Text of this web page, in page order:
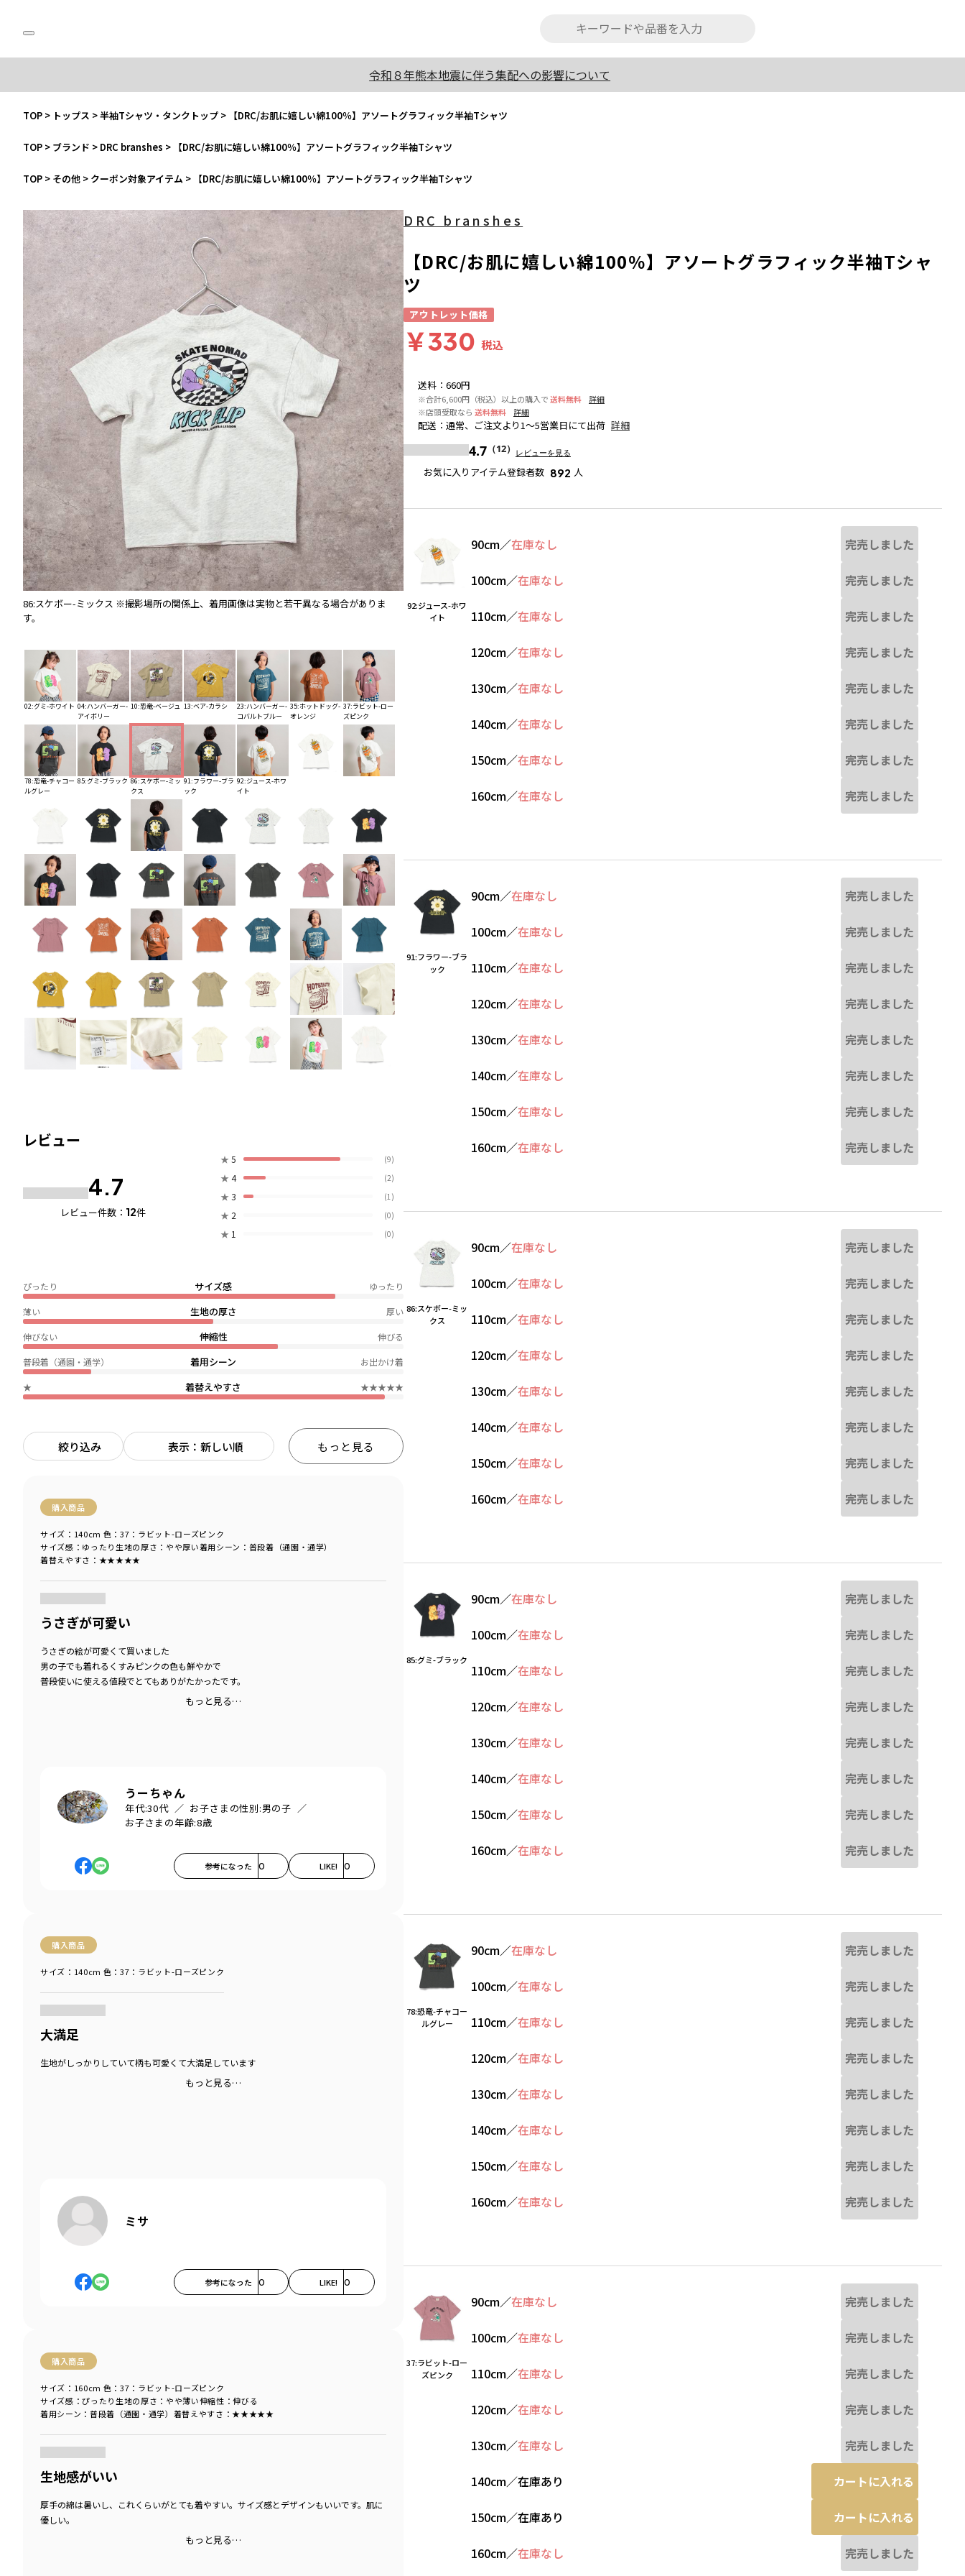
令和８年熊本地震に伴う集配への影響について
TOP > トップス >半袖Tシャツ・タンクトップ > 【DRC/お肌に嬉しい綿100％】アソートグラフィック半袖Tシャツ
TOP > ブランド > DRC branshes > 【DRC/お肌に嬉しい綿100％】アソートグラフィック半袖Tシャツ
TOP > その他 > クーポン対象アイテム > 【DRC/お肌に嬉しい綿100％】アソートグラフィック半袖Tシャツ
86:スケボー-ミックス ※撮影場所の関係上、着用画像は実物と若干異なる場合がありま
す。
91:フラワー-ブラック 92:ジュース-ホワイト ※撮影場所の関係上
02:グミ-ホワイト 04:ハンバーガー-
アイボリー
10:恐竜-ベージュ 13:ベア-カラシ
23:ハンバーガー-
コバルトブルー
35:ホットドッグ-
オレンジ
37:ラビット-ロー
ズピンク
78:恐竜-チャコー
ルグレー
85:グミ-ブラック 86:スケボー-ミッ
クス
91:フラワー-ブラ
ック
92:ジュース-ホワ
イト
レビュー
4.7
レビュー件数： 12件
★ 5 (9)
★ 4 (2)
★ 3 (1)
★ 2 (0)
★ 1 (0)
サイズ感
ぴったり ゆったり
生地の厚さ
薄い 厚い
伸縮性
伸びない 伸びる
着用シーン
普段着（通園・通学） お出かけ着
着替えやすさ
★ ★★★★★
絞り込み 表示：新しい順 もっと見る
購入商品
サイズ感 ：ゆったり 生地の厚さ ：やや厚い着用シーン ：普段着（通園・通学）
着替えやすさ ：★★★★★
サイズ：140cm 色：37：ラビット-ローズピンク
うさぎが可愛い
うさぎの絵が可愛くて買いました
男の子でも着れるくすみピンクの色も鮮やかで
普段使いに使える値段でとてもありがたかったです。
もっと見る…
うーちゃん
年代:30代 お子さまの性別:男の子
お子さまの年齢:8歳
参考になった 0 LIKE! 0
購入商品
サイズ：140cm 色：37：ラビット-ローズピンク
大満足
生地がしっかりしていて柄も可愛くて大満足しています
もっと見る…
ミサ
参考になった 0 LIKE! 0
購入商品
サイズ感 ：ぴったり 生地の厚さ ：やや薄い伸縮性 ：伸びる
着用シーン ：普段着（通園・通学） 着替えやすさ ：★★★★★
サイズ：160cm 色：37：ラビット-ローズピンク
生地感がいい
厚手の綿は暑いし、これくらいがとても着やすい。サイズ感とデザインもいいです。肌に
優しい。
もっと見る…
送料 ： 660円
※合計6,600円（税込）以上の購入で送料無料
詳細
※店頭受取なら 送料無料 詳細
配送 ： 通常、ご注文より1～5営業日にて出荷 詳細
4.7 （12） レビューを見る
お気に入りアイテム登録者数 892 人
DRC branshes
【DRC/お肌に嬉しい綿100％】アソートグラフィック半袖Tシャ
ツ
アウトレット価格
￥330 税込
92:ジュース-ホワ
イト
90cm／在庫なし 完売しました
100cm／在庫なし 完売しました
110cm／在庫なし 完売しました
120cm／在庫なし 完売しました
130cm／在庫なし 完売しました
140cm／在庫なし 完売しました
150cm／在庫なし 完売しました
160cm／在庫なし 完売しました
91:フラワー-ブラ
ック
90cm／在庫なし 完売しました
100cm／在庫なし 完売しました
110cm／在庫なし 完売しました
120cm／在庫なし 完売しました
130cm／在庫なし 完売しました
140cm／在庫なし 完売しました
150cm／在庫なし 完売しました
160cm／在庫なし 完売しました
86:スケボー-ミッ
クス
90cm／在庫なし 完売しました
100cm／在庫なし 完売しました
110cm／在庫なし 完売しました
120cm／在庫なし 完売しました
130cm／在庫なし 完売しました
140cm／在庫なし 完売しました
150cm／在庫なし 完売しました
160cm／在庫なし 完売しました
85:グミ-ブラック
90cm／在庫なし 完売しました
100cm／在庫なし 完売しました
110cm／在庫なし 完売しました
120cm／在庫なし 完売しました
130cm／在庫なし 完売しました
140cm／在庫なし 完売しました
150cm／在庫なし 完売しました
160cm／在庫なし 完売しました
78:恐竜-チャコー
ルグレー
90cm／在庫なし 完売しました
100cm／在庫なし 完売しました
110cm／在庫なし 完売しました
120cm／在庫なし 完売しました
130cm／在庫なし 完売しました
140cm／在庫なし 完売しました
150cm／在庫なし 完売しました
160cm／在庫なし 完売しました
37:ラビット-ロー
ズピンク
90cm／在庫なし 完売しました
100cm／在庫なし 完売しました
110cm／在庫なし 完売しました
120cm／在庫なし 完売しました
130cm／在庫なし 完売しました
140cm／在庫あり カートに入れる
150cm／在庫あり カートに入れる
160cm／在庫なし 完売しました